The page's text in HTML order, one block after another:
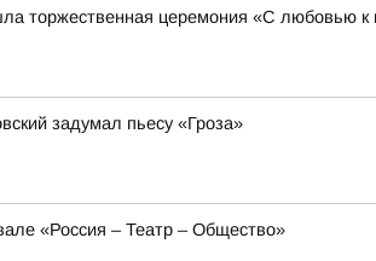
торжественная церемония «С любовью к
задумал пьесу «Гроза»
«Россия – Театр – Общество»